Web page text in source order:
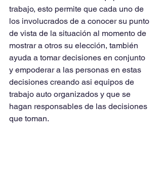
trabajo, esto permite que cada uno de
los involucrados de a conocer su punto
de vista de la situación al momento de
mostrar a otros su elección, también
ayuda a tomar decisiones en conjunto
y empoderar a las personas en estas
decisiones creando asi equipos de
trabajo auto organizados y que se
hagan responsables de las decisiones
que toman.